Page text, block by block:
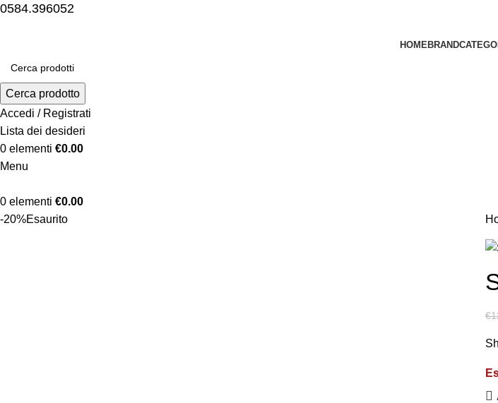
0584.396052
HOMEBRAND
Cerca prodotto
Accedi / Registrati
Lista dei desideri
0 elementi €0.00
Menu
0 elementi €0.00
-20%Esaurito
€